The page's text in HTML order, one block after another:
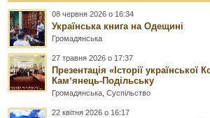
08 червня 2026 о 16:34
Українська книга на Одещині
Громадянська
27 травня 2026 о 17:37
Презентація «Історії української
Камʼянець-Подільську
Громадянська ,Суспільство
22 квітня 2026 о 16:17